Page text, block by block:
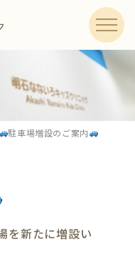
メニュ
駐車場増設のご案内
を新たに増設い